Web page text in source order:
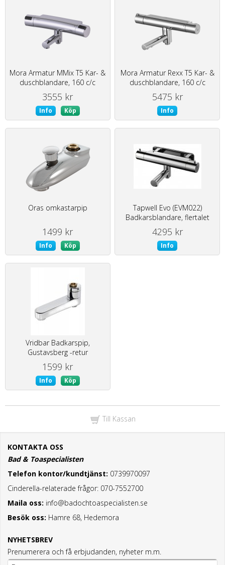
Mora Armatur MMix T5 Kar- &
duschblandare, 160 c/c
3555 kr
Info Köp
Mora Armatur Rexx T5 Kar- &
duschblandare, 160 c/c
5475 kr
Info
Oras omkastarpip
1499 kr
Info Köp
Tapwell Evo (EVM022)
Badkarsblandare, flertalet
ytbehandlingar, 160 c/c
4295 kr
Info
Vridbar Badkarspip,
Gustavsberg -retur
1599 kr
Info Köp
Till Kassan
KONTAKTA OSS
Bad & Toaspecialisten
Telefon kontor/kundtjänst: 0739970097
Cinderella-relaterade frågor: 070-7552700
Maila oss: info@badochtoaspecialisten.se
Besök oss: Hamre 68, Hedemora
NYHETSBREV
Prenumerera och få erbjudanden, nyheter m.m.